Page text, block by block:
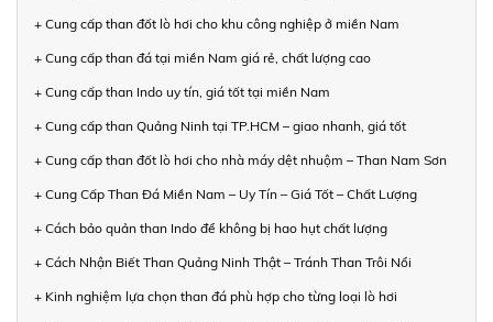
+ Cung cấp than đốt lò hơi cho khu công nghiệp ở miền Nam
+ Cung cấp than đá tại miền Nam giá rẻ, chất lượng cao
+ Cung cấp than Indo uy tín, giá tốt tại miền Nam
+ Cung cấp than Quảng Ninh tại TP.HCM – giao nhanh, giá tốt
+ Cung cấp than đốt lò hơi cho nhà máy dệt nhuộm – Than Nam Sơn
+ Cung Cấp Than Đá Miền Nam – Uy Tín – Giá Tốt – Chất Lượng
+ Cách bảo quản than Indo để không bị hao hụt chất lượng
+ Cách Nhận Biết Than Quảng Ninh Thật – Tránh Than Trôi Nổi
+ Kinh nghiệm lựa chọn than đá phù hợp cho từng loại lò hơi